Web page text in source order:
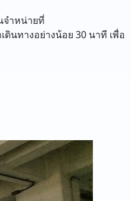
จำหน่ายที่
ดินทางอย่างน้อย 30 นาที เพื่อ